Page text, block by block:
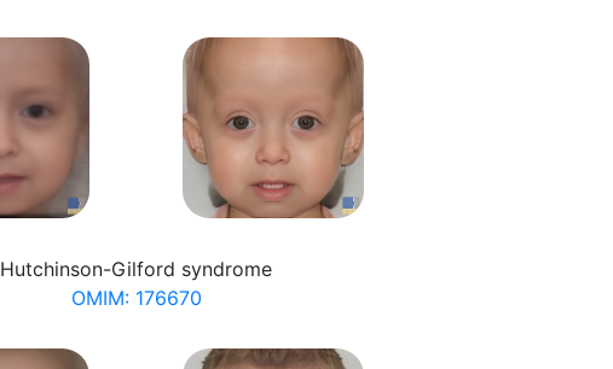
Hutchinson-Gilford syndrome
OMIM: 176670